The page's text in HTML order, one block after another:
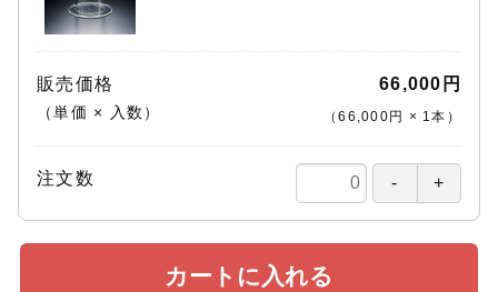
販売価格
（単価 × 入数）
66,000円
（66,000円 × 1本 ）
注文数
カートに入れる